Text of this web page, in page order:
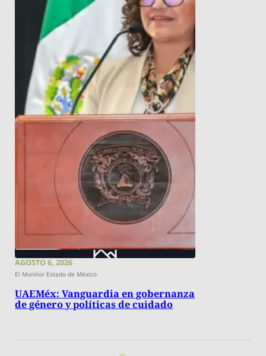
AGOSTO 6, 2026
El Monitor Estado de México
UAEMéx: Vanguardia en gobernanza
de género y políticas de cuidado